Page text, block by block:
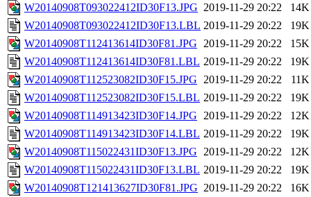
W20140908T093022412ID30F13.JPG 2019-11-29 20:22
14K
W20140908T093022412ID30F13.LBL 2019-11-29 20:22
19K
W20140908T112413614ID30F81.JPG 2019-11-29 20:22
15K
W20140908T112413614ID30F81.LBL 2019-11-29 20:22
19K
W20140908T112523082ID30F15.JPG 2019-11-29 20:22
11K
W20140908T112523082ID30F15.LBL 2019-11-29 20:22
19K
W20140908T114913423ID30F14.JPG 2019-11-29 20:22
12K
W20140908T114913423ID30F14.LBL 2019-11-29 20:22
19K
W20140908T115022431ID30F13.JPG 2019-11-29 20:22
12K
W20140908T115022431ID30F13.LBL 2019-11-29 20:22
19K
W20140908T121413627ID30F81.JPG 2019-11-29 20:22
16K